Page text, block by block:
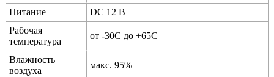
Питание
DC 12 В
Рабочая
температура
от -30C до +65C
Влажность
воздуха
макс. 95%